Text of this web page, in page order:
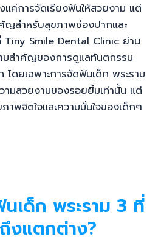
แค่การจัดเรียงฟันให้สวยงาม แต่
ญสำหรับสุขภาพช่องปากและ
Tiny Smile Dental Clinic ย่าน
ามสำคัญของการดูแลทันตกรรม
ดยเฉพาะการจัดฟันเด็ก พระราม
ามสวยงามของรอยยิ้มเท่านั้น แต่
พจิตใจและความมั่นใจของเด็กๆ
เด็ก พระราม 3 ที่
งแตกต่าง?